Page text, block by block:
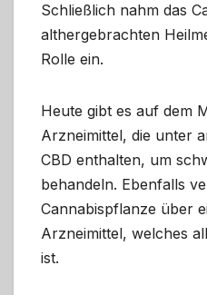
Schließlich nahm das
althergebrachten
Rolle ein.
Heute gibt es auf dem
Arzneimittel, die unter
CBD enthalten, um
behandeln. Ebenfalls
Cannabispflanze über
Arzneimittel, welches
ist.